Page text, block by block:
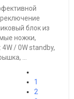
блок из
ножки,
/ 0W standby,
...
1
2